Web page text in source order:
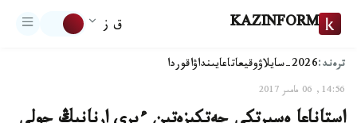
KAZINFORM ق ز
ترەند:2026-سايلاۋ وقيعاتاعايىنداۋاقوردا
14:56, 06 مامىر 2017